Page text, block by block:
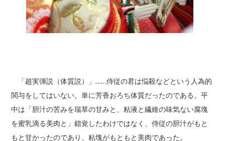
「超実弾説（体質説）」……侍従の君は悩殺などという人為的
関与をしてはいない。単に芳香おろち体質だったのである。平
中は「胆汁の苦みを瑞草の甘みと、粘液と繊維の味気ない腐塊
を蜜乳滴る美肉と」錯覚したわけではなく、侍従の胆汁がもと
もと甘かったのであり、粘塊がもともと美肉であった。